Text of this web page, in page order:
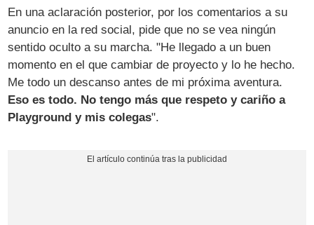
En una aclaración posterior, por los comentarios a su
anuncio en la red social, pide que no se vea ningún
sentido oculto a su marcha. "He llegado a un buen
momento en el que cambiar de proyecto y lo he hecho.
Me todo un descanso antes de mi próxima aventura.
Eso es todo. No tengo más que respeto y cariño a
Playground y mis colegas".